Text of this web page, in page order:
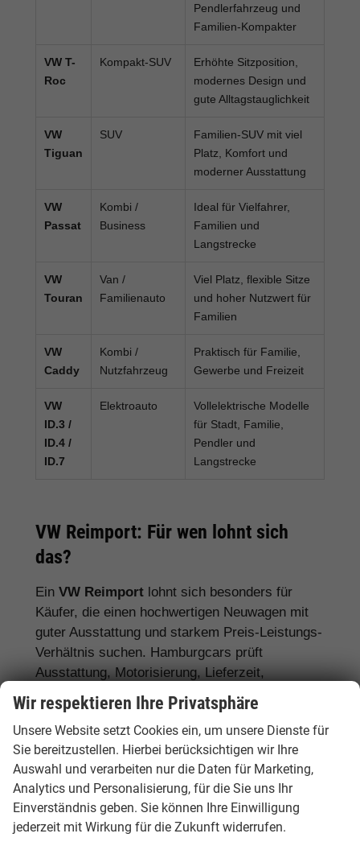
Pendlerfahrzeug und
Familien-Kompakter
VW T-
Roc
Kompakt-SUV
Erhöhte Sitzposition,
modernes Design und
gute Alltagstauglichkeit
VW
Tiguan
SUV
Familien-SUV mit viel
Platz, Komfort und
moderner Ausstattung
VW
Passat
Kombi /
Business
Ideal für Vielfahrer,
Familien und
Langstrecke
VW
Touran
Van /
Familienauto
Viel Platz, flexible Sitze
und hoher Nutzwert für
Familien
VW
Caddy
Kombi /
Nutzfahrzeug
Praktisch für Familie,
Gewerbe und Freizeit
VW
ID.3 /
ID.4 /
ID.7
Elektroauto
Vollelektrische Modelle
für Stadt, Familie,
Pendler und
Langstrecke
VW Reimport: Für wen lohnt sich
das?
Ein VW Reimport lohnt sich besonders für
Käufer, die einen hochwertigen Neuwagen mit
guter Ausstattung und starkem Preis-Leistungs-
Verhältnis suchen. Hamburgcars prüft
Ausstattung, Motorisierung, Lieferzeit,
Garantiebedingungen und Fahrzeugdetails
transparent vor dem Kauf.
Für Stadtfahrer:VW Polo, VW Golf, VW
ID.3
Für Familien: VW Tiguan, VW Passat
Variant, VW Touran, VW Caddy
Wir respektieren Ihre Privatsphäre
Unsere Website setzt Cookies ein, um unsere Dienste für
Sie bereitzustellen. Hierbei berücksichtigen wir Ihre
Auswahl und verarbeiten nur die Daten für Marketing,
Analytics und Personalisierung, für die Sie uns Ihr
Einverständnis geben. Sie können Ihre Einwilligung
jederzeit mit Wirkung für die Zukunft widerrufen.